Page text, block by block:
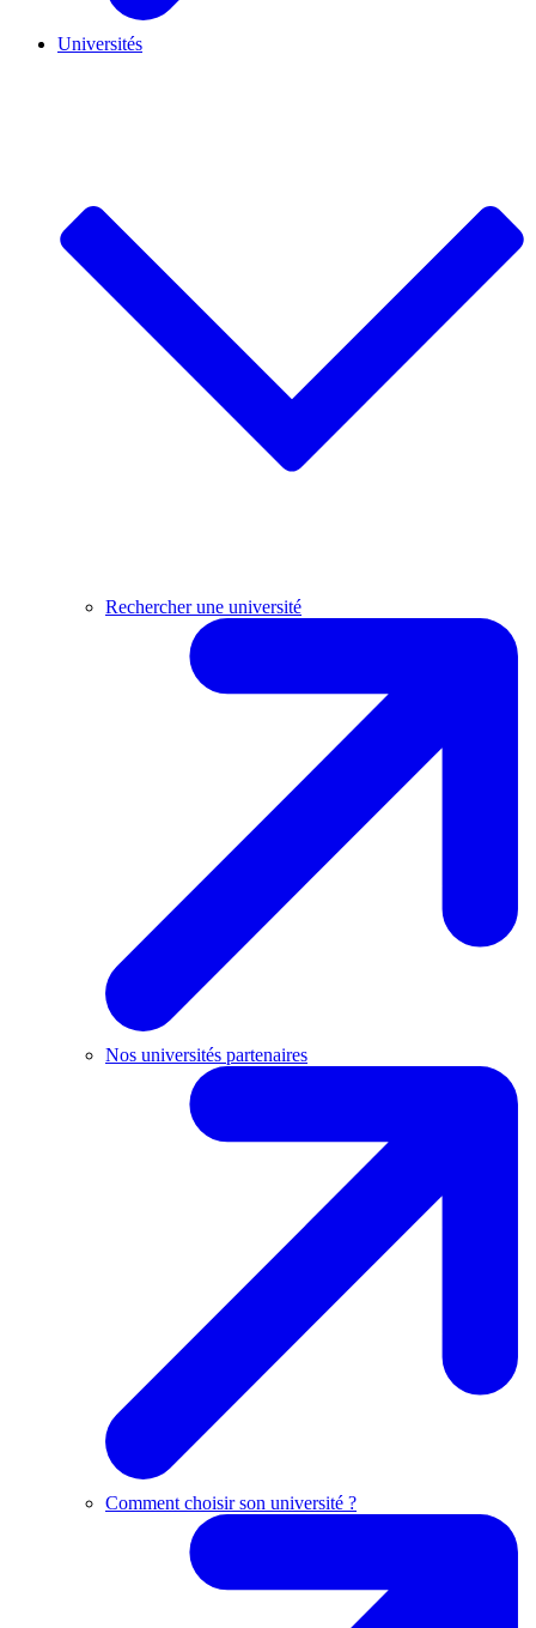
Universités
Rechercher une université
Nos universités partenaires
Comment choisir son université ?